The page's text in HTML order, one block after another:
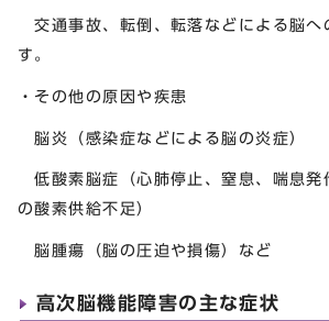
交通事故、転倒、転落などによる脳へ
す。
・その他の原因や疾患
脳炎（感染症などによる脳の炎症）
低酸素脳症（心肺停止、窒息、喘息発
の酸素供給不足）
脳腫瘍（脳の圧迫や損傷）など
高次脳機能障害の主な症状